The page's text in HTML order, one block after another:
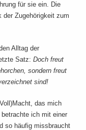
für sie ein. Die
Zugehörigkeit zum
Alltag der
Satz:Doch freut
sondern freut
sind!
das mich
ich mit einer
so häufig missbraucht